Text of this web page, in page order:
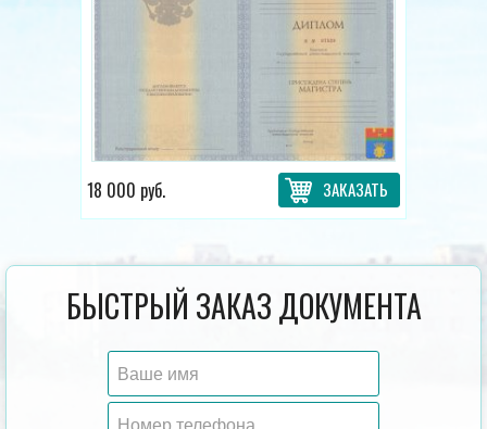
18 000 руб. ЗАКАЗАТЬ
БЫСТРЫЙ ЗАКАЗ ДОКУМЕНТА